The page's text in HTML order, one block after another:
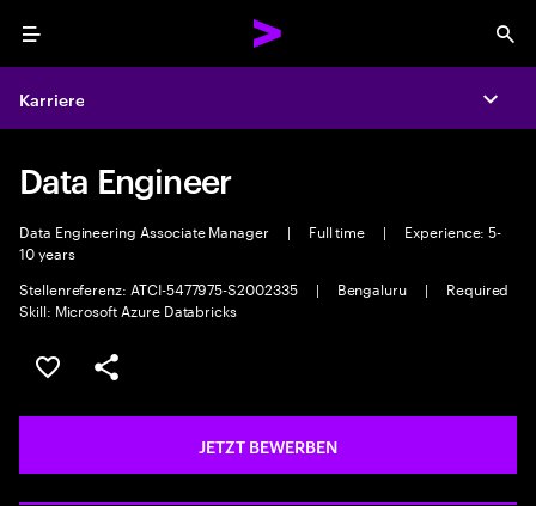
Menu
Karriere
Data Engineer
Data Engineering Associate Manager | Full time |
Experience: 5-
10 years
Stellenreferenz: ATCI-5477975-S2002335
| Bengaluru |
Required
Skill: Microsoft Azure Databricks
JOB SPEICHERN
Teilen
JETZT BEWERBEN